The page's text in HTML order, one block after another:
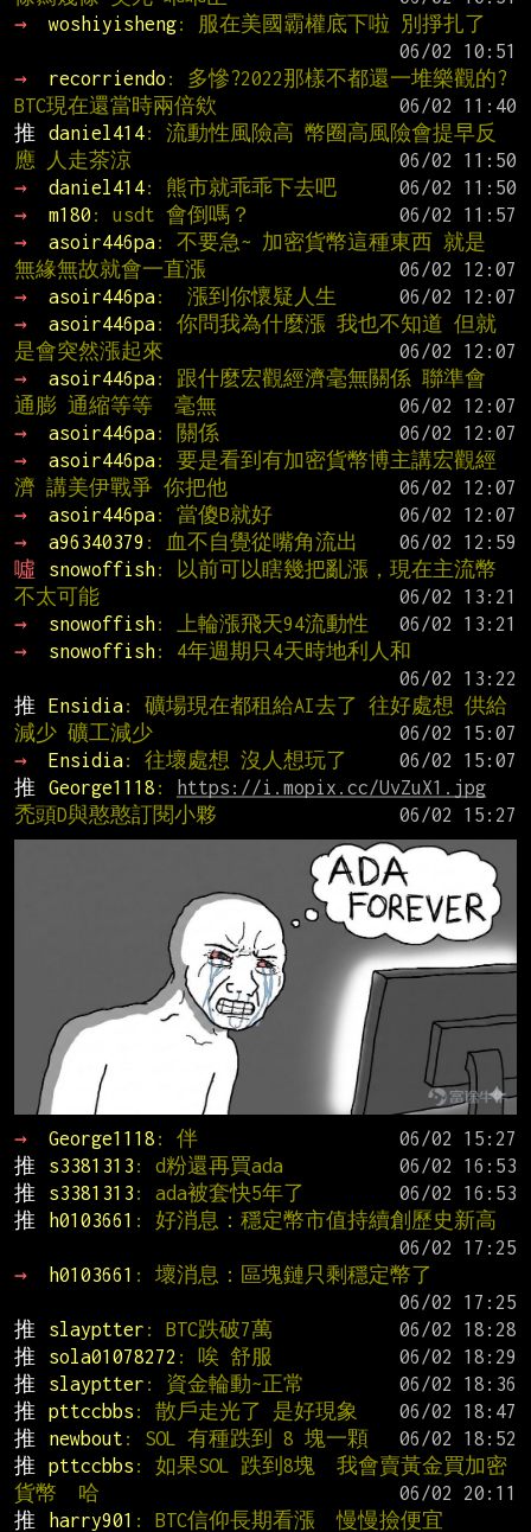
→
woshiyisheng: 服在美國霸權底下啦 別掙扎了
→
recorriendo : 多慘?2022那樣不都還一堆樂觀的?
BTC現在還當時兩倍欸
推
daniel414: 流動性風險高 幣圈高風險會提早反
應 人走茶涼
→
daniel414: 熊市就乖乖下去吧
→
m180 : usdt 會倒嗎？
→
asoir446pa: 不要急~ 加密貨幣這種東西 就是
無緣無故就會一直漲
→
asoir446pa:  漲到你懷疑人生
→
asoir446pa: 你問我為什麼漲 我也不知道 但就
是會突然漲起來
→
asoir446pa: 跟什麼宏觀經濟毫無關係 聯準會
通膨 通縮等等  毫無
→
asoir446pa: 關係
→
asoir446pa: 要是看到有加密貨幣博主講宏觀經
濟 講美伊戰爭 你把他
→
asoir446pa: 當傻B就好
→
a96340379 : 血不自覺從嘴角流出
噓
snowoffish: 以前可以瞎幾把亂漲，現在主流幣
不太可能
→
snowoffish: 上輪漲飛天94流動性
→
snowoffish: 4年週期只4天時地利人和
推
Ensidia: 礦場現在都租給AI去了 往好處想 供給
減少 礦工減少
→
Ensidia: 往壞處想 沒人想玩了
推
George1118 :
https://i.mopix.cc/UvZuX1.jpg
禿頭D與憨憨訂閱小夥
→ George1118 : 伴
推
s3381313 : d粉還再買ada
推
s3381313 : ada被套快5年了
推
h0103661 : 好消息：穩定幣市值持續創歷史新高
→
h0103661 : 壞消息：區塊鏈只剩穩定幣了
推
slayptter : BTC跌破7萬
推
sola01078272 : 唉 舒服
推
slayptter : 資金輪動~正常
推
pttccbbs : 散戶走光了 是好現象
推
newbout : SOL 有種跌到 8 塊一顆
推
pttccbbs : 如果SOL 跌到8塊  我會賣黃金買加密
貨幣  哈
推
harry901 : BTC信仰長期看漲  慢慢撿便宜